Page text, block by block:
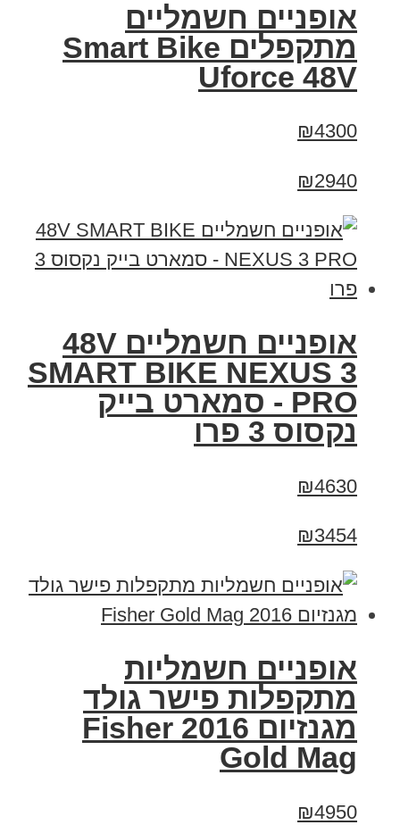
אופניים חשמליים
מתקפלים Smart Bike
Uforce 48V
₪4300
₪2940
אופניים חשמליים 48V
SMART BIKE NEXUS 3
PRO - סמארט בייק
נקסוס 3 פרו
₪4630
₪3454
אופניים חשמליות
מתקפלות פישר גולד
מגנזיום 2016 Fisher
Gold Mag
₪4950